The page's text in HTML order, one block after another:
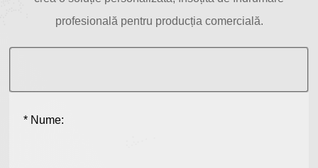
profesională pentru producția comercială.
* Nume: